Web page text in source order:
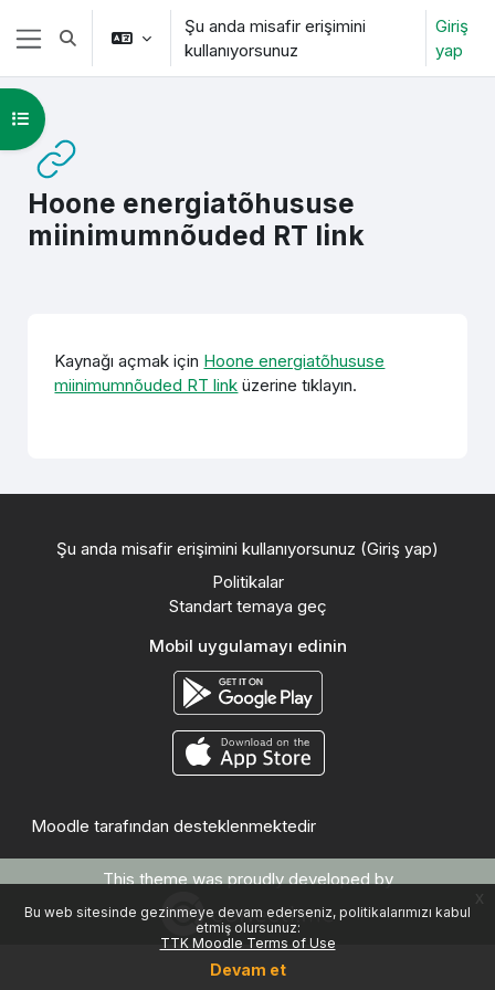
Ana içeriğe git
Bu web sitesinde gezinmeye devam ederseniz, politikalarımızı kabul
etmiş olursunuz:
TTK Moodle Terms of Use
Devam et
x
Yan panel
Arama girişini değiştir
Şu anda misafir erişimini
kullanıyorsunuz
Giriş
yap
Hoone energiatõhususe
miinimumnõuded RT link
Kurs dizinini aç
Kaynağı açmak için Hoone energiatõhususe
miinimumnõuded RT link üzerine tıklayın.
Şu anda misafir erişimini kullanıyorsunuz (Giriş yap)
Politikalar
Standart temaya geç
Mobil uygulamayı edinin
Moodle tarafından desteklenmektedir
This theme was proudly developed by